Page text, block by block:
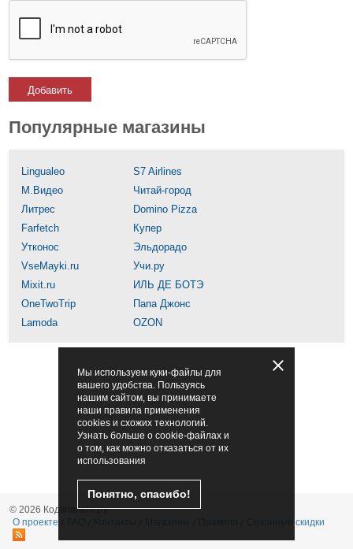
Добавить
Популярные магазины
Lingualeo
S7 Airlines
М.Видео
Читай-город
Литрес
Domino Pizza
Farfetch
Купер
Утконос
Эльдорадо
VseMayki.ru
Учи.ру
Mixit.ru
ИЛЬ ДЕ БОТЭ
OneTwoTrip
Папа Джонс
Lamoda
OZON
© 2026 Кодвпальто.ру
О проекте
Сезонные скидки
Мы используем куки-файлы для
вашего удобства. Пользуясь
нашим сайтом, вы принимаете
наши правила применения
cookies и схожих технологий.
Узнать больше о cookie-файлах и
о том, как можно отказаться от их
использования
Понятно, спасибо!